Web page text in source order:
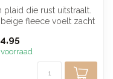
plaid die rust uitstraalt.
beige fleece voelt zacht